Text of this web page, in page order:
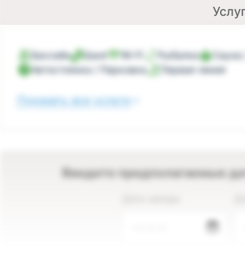
Бассейн Баня Wi-Fi Рыбалка Сауна
Автостоянка / Парковка
Первая линия
Показать все услуги
Введите предполагаемые